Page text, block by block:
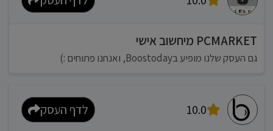
PCMARKET מיחשוב אישי
גם העסק שלנו מופיע בBoostoday, ואנחנו פתוחים :)
10.0 לדף העסק